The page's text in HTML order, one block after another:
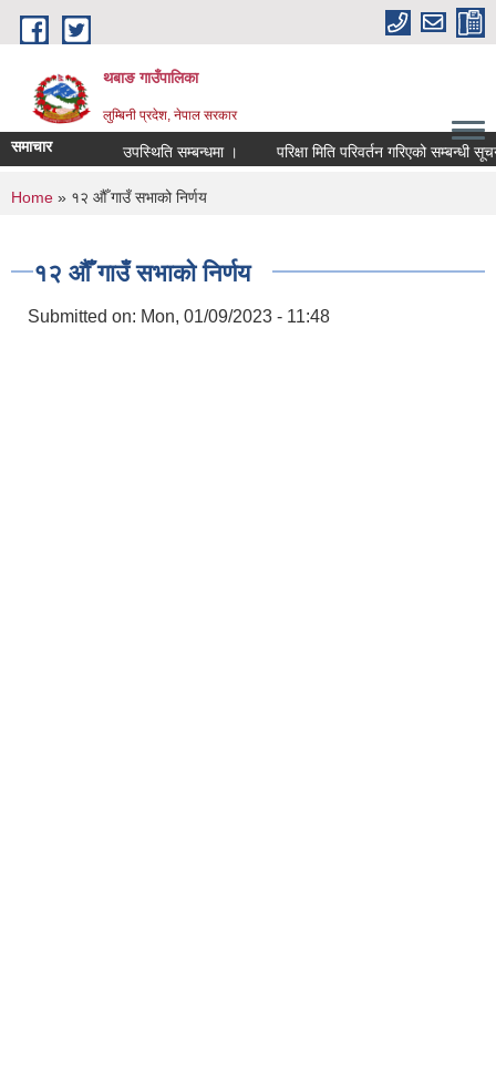
Skip to main content
थबाङ गाउँपालिका
लुम्बिनी प्रदेश, नेपाल सरकार
समाचार उपस्थिति सम्बन्धमा । परिक्षा मिति परिवर्तन गरिएको सम्बन्धी सूचना ।
You are here
Home » १२ औँ गाउँ सभाको निर्णय
१२ औँ गाउँ सभाको निर्णय
Submitted on: Mon, 01/09/2023 - 11:48